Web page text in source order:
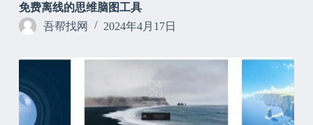
免费离线的思维脑图工具
吾帮找网
2024年4月17日